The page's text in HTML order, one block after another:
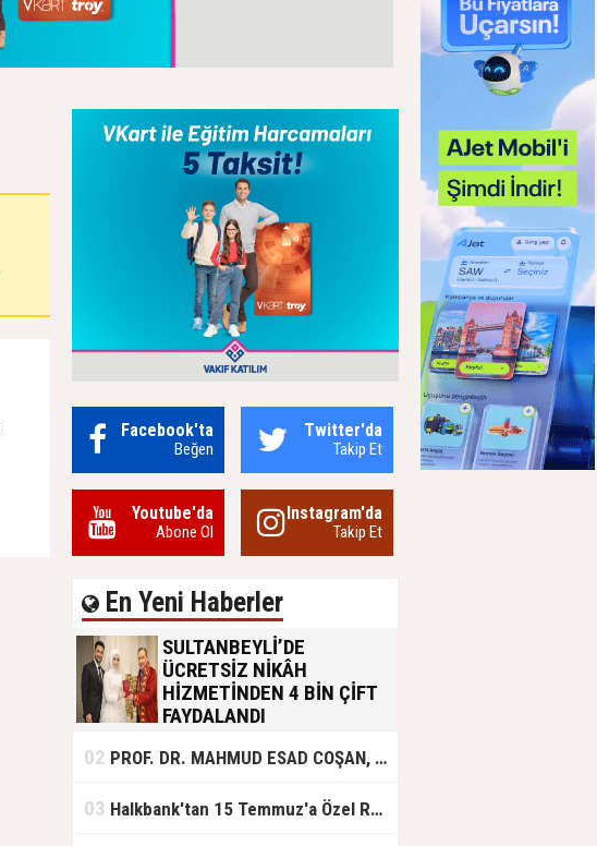
Facebook'ta
Beğen
Twitter'da
Takip Et
Youtube'da
Abone Ol
Instagram'da
Takip Et
En Yeni Haberler
SULTANBEYLİ’DE
ÜCRETSİZ NİKÂH
HİZMETİNDEN 4 BİN ÇİFT
FAYDALANDI
olan gençlere destek amacıyla
başlattığı ücretsiz nikâh hizmetini
başlattıklarını belirten Sultanbeyli
02 PROF. DR. MAHMUD ESAD COŞAN, DOĞUMUNUN HİCRÎ 91. YILINDA ELAZIĞ'DA YÂD EDİLECEK
03 Halkbank'tan 15 Temmuz'a Özel Reklam Filmi: "İrade Bizim, Zafer Bizim"